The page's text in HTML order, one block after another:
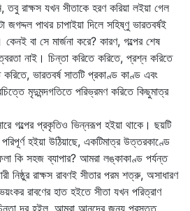
তবু রাক্ষস যখন সীতাকে হরণ করিয়া লইয়া গেল
পাথর চাপাইয়া দিলে সহিষ্ণু ভারতবর্ষই
কেনই বা সে মার্জনা করে? কারণ, গল্পের শেষ
নাই। চিন্তা করিতে করিতে, প্রশ্ন করিতে
ভারতবর্ষ সাতটি প্রকাণ্ড কাণ্ড এবং
মৃদুমন্দগতিতে পরিভ্রমণ করিতে কিছুমাত্র
গল্পের প্রকৃতিও ভিন্নরূপ হইয়া থাকে। ছয়টি
হইয়া উঠিয়াছে, একটিমাত্র উত্তরকাণ্ডে
কি সহজ ব্যাপার? আমরা লঙ্কাকাণ্ড পর্যন্ত
নিষ্ঠুর রাক্ষস রাবণই সীতার পরম শত্রু, অসাধারণ
রাবণের হাত হইতে সীতা যখন পরিত্রাণ
দূর হইল, আমরা আনন্দের জন্য প্রস্তুত